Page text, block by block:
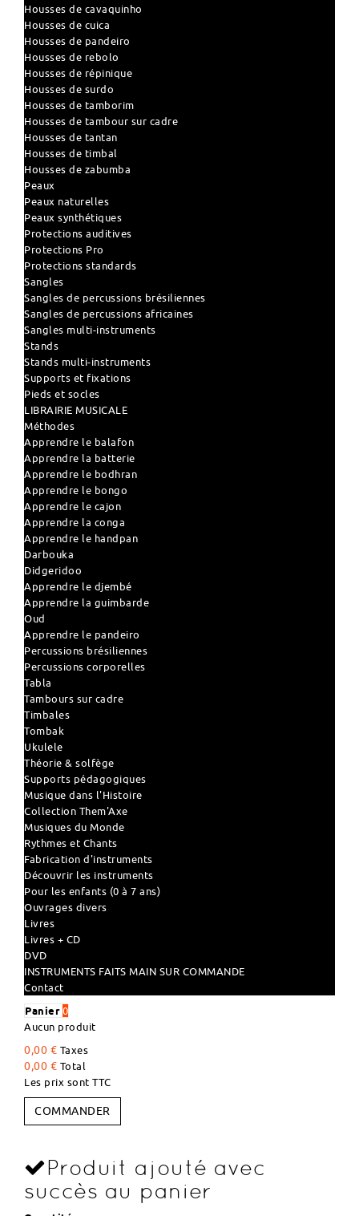
Housses de cavaquinho
Housses de cuica
Housses de pandeiro
Housses de rebolo
Housses de répinique
Housses de surdo
Housses de tamborim
Housses de tambour sur cadre
Housses de tantan
Housses de timbal
Housses de zabumba
Peaux
Peaux naturelles
Peaux synthétiques
Protections auditives
Protections Pro
Protections standards
Sangles
Sangles de percussions brésiliennes
Sangles de percussions africaines
Sangles multi-instruments
Stands
Stands multi-instruments
Supports et fixations
Pieds et socles
LIBRAIRIE MUSICALE
Méthodes
Apprendre le balafon
Apprendre la batterie
Apprendre le bodhran
Apprendre le bongo
Apprendre le cajon
Apprendre la conga
Apprendre le handpan
Darbouka
Didgeridoo
Apprendre le djembé
Apprendre la guimbarde
Oud
Apprendre le pandeiro
Percussions brésiliennes
Percussions corporelles
Tabla
Tambours sur cadre
Timbales
Tombak
Ukulele
Théorie & solfège
Supports pédagogiques
Musique dans l'Histoire
Collection Them'Axe
Musiques du Monde
Rythmes et Chants
Fabrication d'instruments
Découvrir les instruments
Pour les enfants (0 à 7 ans)
Ouvrages divers
Livres
Livres + CD
DVD
INSTRUMENTS FAITS MAIN SUR COMMANDE
Contact
Panier 0
Aucun produit
0,00 € Taxes
0,00 € Total
Les prix sont TTC
COMMANDER
Produit ajouté avec
succès au panier